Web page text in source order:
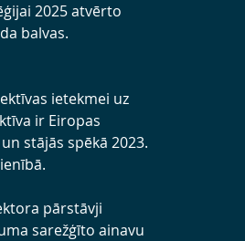
2025 atvērto
balvas.
ietekmei uz
ir Eiropas
stājās spēkā 2023.
pārstāvji
sarežģīto ainavu